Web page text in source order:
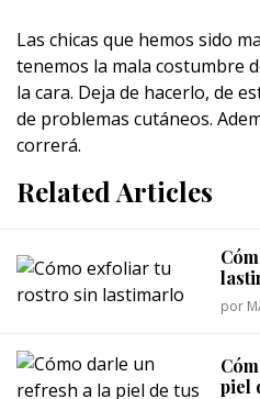
Las chicas que hemos sido
tenemos la mala costumbre
la cara. Deja de hacerlo, de
de problemas cutáneos.
correrá.
Related Articles
por
piel